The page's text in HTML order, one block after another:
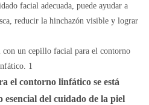
facial adecuada, puede ayudar a
reducir la hinchazón visible y lograr
el contorno linfático se está
del cuidado de la piel